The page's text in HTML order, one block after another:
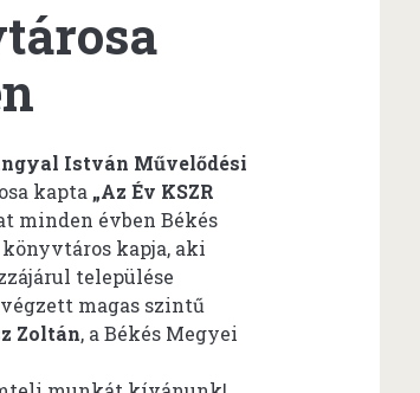
István Művelődési
kapta „Az Év KSZR
minden évben Békés
kapja, aki
települése
magas szintű
Zoltán, a Békés Megyei